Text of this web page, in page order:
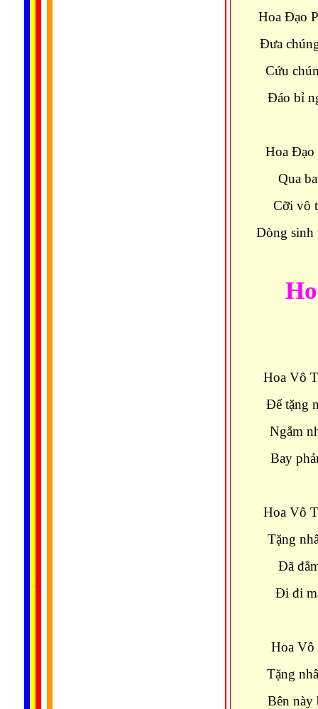
.
Hoa Ðạo
Ðưa
Cứu
Ðáo bỉ
Hoa Ðạo
Qua
Cỡi vô
Dòng sinh
Hoa Vô
Ðể tặng
Ngắm
Bay
Hoa Vô
Tặng
Ðã
Ði đi
Hoa Vô
Tặng
Bên này